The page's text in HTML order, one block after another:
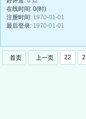
在线时间: 0(时)
注册时间: 1970-01-01
最后登录: 1970-01-01
首页 上一页 22